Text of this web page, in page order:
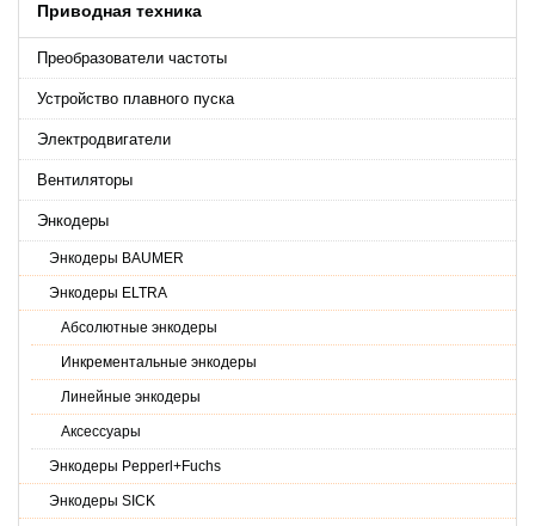
Приводная техника
Преобразователи частоты
Устройство плавного пуска
Электродвигатели
Вентиляторы
Энкодеры
Энкодеры BAUMER
Энкодеры ELTRA
Абсолютные энкодеры
Инкрементальные энкодеры
Линейные энкодеры
Аксессуары
Энкодеры Pepperl+Fuchs
Энкодеры SICK